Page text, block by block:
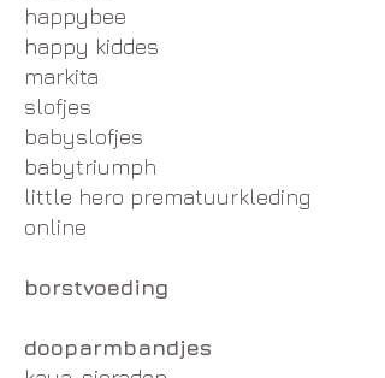
happybee
happy kiddes
markita
slofjes
babyslofjes
babytriumph
little hero prematuurkleding
online
borstvoeding
​dooparmbandjes​